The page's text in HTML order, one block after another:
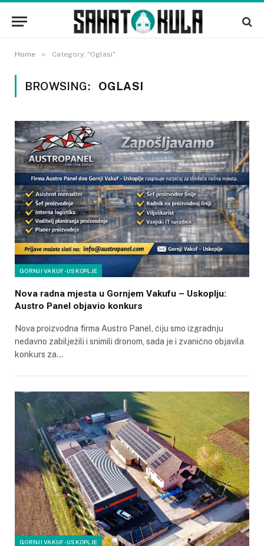
Home » Category: "Oglasi"
BROWSING: OGLASI
GORNJI VAKUF-USKOPLJE
Nova radna mjesta u Gornjem Vakufu – Uskoplju:
Austro Panel objavio konkurs
Nova proizvodna firma Austro Panel, čiju smo izgradnju
nedavno zabilježili i snimili dronom, sada je i zvanično objavila
konkurs za…
GORNJI VAKUF-USKOPLJE